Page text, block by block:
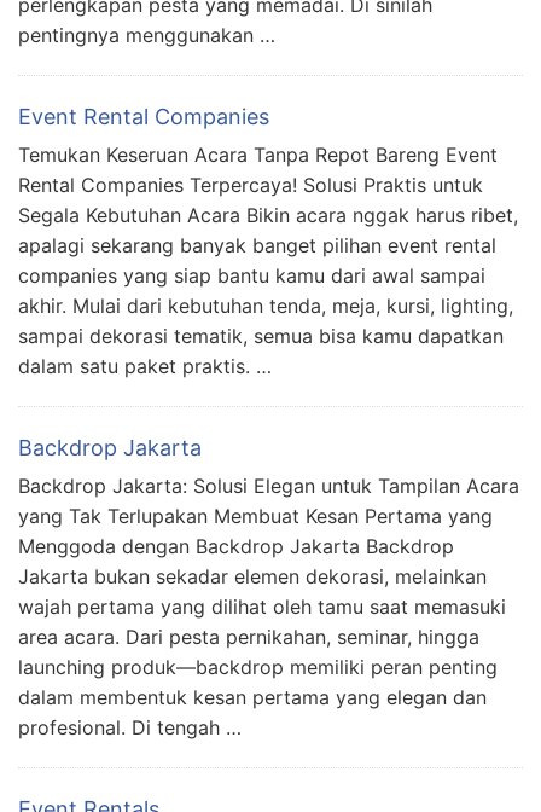
perlengkapan pesta yang memadai. Di sinilah
pentingnya menggunakan …
Event Rental Companies
Temukan Keseruan Acara Tanpa Repot Bareng Event
Rental Companies Terpercaya! Solusi Praktis untuk
Segala Kebutuhan Acara Bikin acara nggak harus ribet,
apalagi sekarang banyak banget pilihan event rental
companies yang siap bantu kamu dari awal sampai
akhir. Mulai dari kebutuhan tenda, meja, kursi, lighting,
sampai dekorasi tematik, semua bisa kamu dapatkan
dalam satu paket praktis. …
Backdrop Jakarta
Backdrop Jakarta: Solusi Elegan untuk Tampilan Acara
yang Tak Terlupakan Membuat Kesan Pertama yang
Menggoda dengan Backdrop Jakarta Backdrop
Jakarta bukan sekadar elemen dekorasi, melainkan
wajah pertama yang dilihat oleh tamu saat memasuki
area acara. Dari pesta pernikahan, seminar, hingga
launching produk—backdrop memiliki peran penting
dalam membentuk kesan pertama yang elegan dan
profesional. Di tengah …